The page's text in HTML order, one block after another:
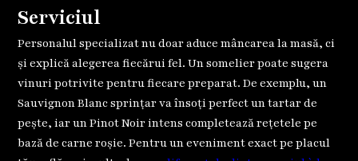
Serviciul
Personalul specializat nu doar aduce mâncarea la masă, ci
și explică alegerea fiecărui fel. Un somelier poate sugera
vinuri potrivite pentru fiecare preparat. De exemplu, un
Sauvignon Blanc sprințar va însoți perfect un tartar de
pește, iar un Pinot Noir intens completează rețetele pe
bază de carne roșie. Pentru un eveniment exact pe placul